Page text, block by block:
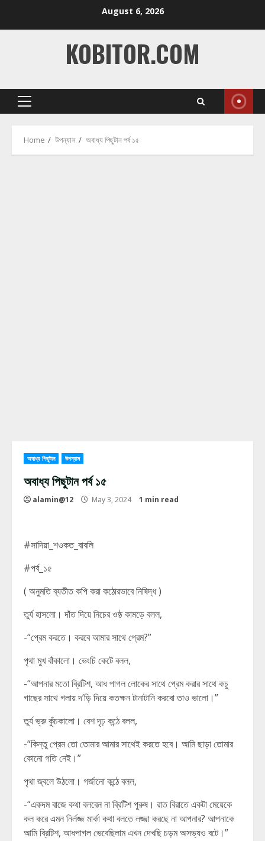
August 6, 2026
KOBITOR.COM
Primary
Home উপন্যাস অবাধ্য পিছুটান পর্ব ১৫
অবাধ্য পিছুটান উপন্যাস
অবাধ্য পিছুটান পর্ব ১৫
alamin@12 May 3, 2024 1 min read
#সাদিয়া_শওকত_বাবলি
#পর্ব_১৫
( অনুমতি ব্যতীত কপি করা কঠোরভাবে নিষিদ্ধ )
তুর্য হাসলো। দাঁত দিয়ে নিচের ওষ্ঠ কামড়ে বলল,
-“প্রেম করতে। করবে আমার সাথে প্রেম?”
পৃথা মুখ বাঁকালো। ভেংচি কেটে বলল,
-“আপনার মতো ব্রিটিশ, আধ পাগল লোকের সাথে প্রেম করার সাথে কচু
গাছের সাথে গলায় দ’ড়ি দিয়ে কতক্ষন টানাটানি করবো তাও ভালো।”
তুর্য ভ্রু কুঁচকালো। বেশ দৃঢ় কন্ঠে বলল,
-“কিন্তু প্রেম তো তোমার আমার সাথেই করতে হবে। আমি ছাড়া তোমার
কোনো গতি নেই।”
পৃথা জ্বলে উঠলো। গর্জানো কন্ঠে বলল,
-“একদম বাজে কথা বলবেন না ব্রিটিশ পুরুষ। রাত বিরাতে একটা মেয়েকে
কল করে এমন নির্লজ্জ মার্কা কথা বলতে লজ্জা করছে না আপনার? আপনাকে
আমি ব্রিটিশ, আধপাগল ভেবেছিলাম এখন দেখছি চড়ম অসভ্যও বটে।”